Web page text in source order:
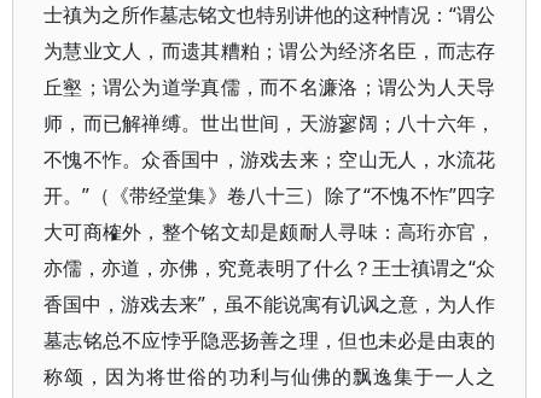
士禛为之所作墓志铭文也特别讲他的这种情况：“谓公
为慧业文人，而遗其糟粕；谓公为经济名臣，而志存
丘壑；谓公为道学真儒，而不名濂洛；谓公为人天导
师，而已解禅缚。世出世间，天游寥阔；八十六年，
不愧不怍。众香国中，游戏去来；空山无人，水流花
开。”（《带经堂集》卷八十三）除了“不愧不怍”四字
大可商榷外，整个铭文却是颇耐人寻味：高珩亦官，
亦儒，亦道，亦佛，究竟表明了什么？王士禛谓之“众
香国中，游戏去来”，虽不能说寓有讥讽之意，为人作
墓志铭总不应悖乎隐恶扬善之理，但也未必是由衷的
称颂，因为将世俗的功利与仙佛的飘逸集于一人之